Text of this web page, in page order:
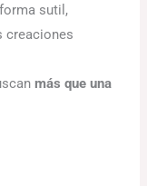
sutil,
creaciones
más que una